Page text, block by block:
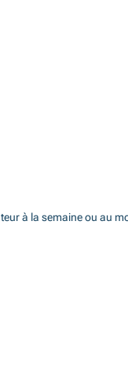
à la semaine ou au